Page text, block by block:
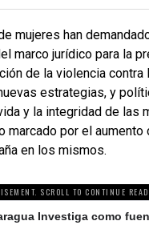
mujeres han
marco jurídico para la
de la violencia contra
estrategias, y
y la integridad de las
marcado por el
en los mismos.
SCROLL TO CONTINUE
Investiga como